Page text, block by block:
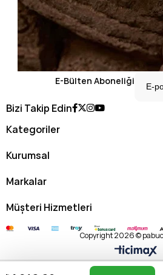
E-Bülten Aboneliği
Bizi Takip Edin
Kategoriler
Kurumsal
Markalar
Müşteri Hizmetleri
Copyright 2026 ©